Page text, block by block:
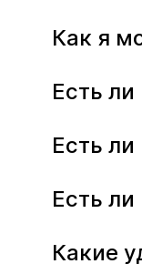
Как я
Есть
Есть
Есть
Какие